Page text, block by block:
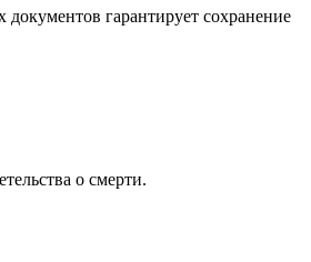
гарантирует сохранение
о смерти.